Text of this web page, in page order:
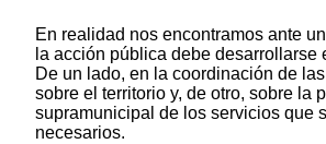
En realidad nos encontramos ante
la acción pública debe desarrollarse
De un lado, en la coordinación de
sobre el territorio y, de otro, sobre la
supramunicipal de los servicios que
necesarios.